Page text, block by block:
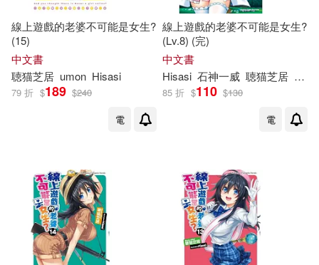
線上遊戲的老婆不可能是女生?
(15)
中文書
聴猫芝居 umon Hisasi
79 折 $189 $240
電
線上遊戲的老婆不可能是女生?
(Lv.8) (完)
中文書
Hisasi 石神一威 聴猫芝居
85 折 $110 $130
電